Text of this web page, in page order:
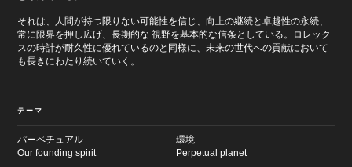
それは、人間が持つ限りない可能性を信じ、向上の継続と卓越性の永続、
常に限界を押し広げ、長期的な 視野を基本的な信条としている。ロレック
スの時計が耐久性に優れているのと同様に、未来の世代への貢献において
も長きにわたり続いていく。
テーマ
パーペチュアル
Our founding spirit
環境
Perpetual planet